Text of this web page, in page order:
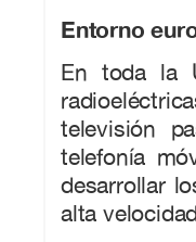
Entorno
En toda la
televisión
telefonía
desarrollar
alta